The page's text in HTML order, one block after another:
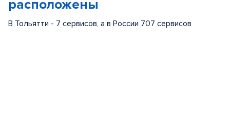
расположены
В Тольятти - 7 сервисов, а в России 707 сервисов